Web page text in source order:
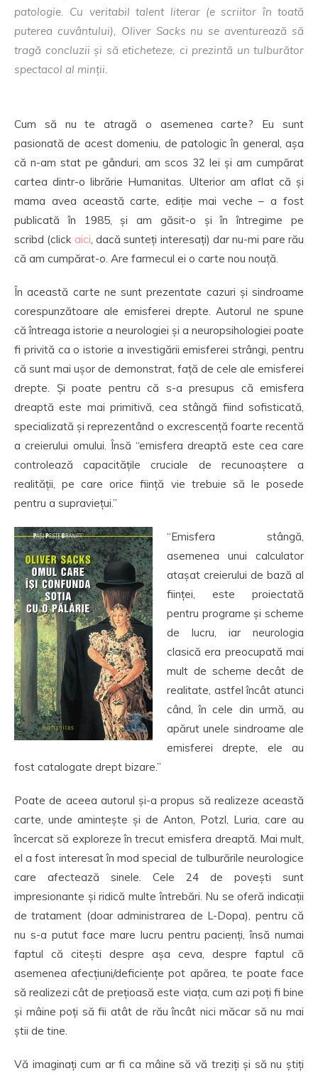
patologie. Cu veritabil talent literar (e scriitor în toată
puterea cuvântului), Oliver Sacks nu se aventurează să
tragă concluzii și să eticheteze, ci prezintă un tulburător
spectacol al minții.
Cum să nu te atragă o asemenea carte? Eu sunt
pasionată de acest domeniu, de patologic în general, așa
că n-am stat pe gânduri, am scos 32 lei și am cumpărat
cartea dintr-o librărie Humanitas. Ulterior am aflat că și
mama avea această carte, ediție mai veche – a fost
publicată în 1985, și am găsit-o și în întregime pe
scribd (click aici, dacă sunteți interesați) dar nu-mi pare rău
că am cumpărat-o. Are farmecul ei o carte nou nouță.
În această carte ne sunt prezentate cazuri și sindroame
corespunzătoare ale emisferei drepte. Autorul ne spune
că întreaga istorie a neurologiei și a neuropsihologiei poate
fi privită ca o istorie a investigării emisferei strângi, pentru
că sunt mai ușor de demonstrat, față de cele ale emisferei
drepte. Și poate pentru că s-a presupus că emisfera
dreaptă este mai primitivă, cea stângă fiind sofisticată,
specializată și reprezentând o excrescență foarte recentă
a creierului omului. Însă “emisfera dreaptă este cea care
controlează capacitățile cruciale de recunoaștere a
realității, pe care orice ființă vie trebuie să le posede
pentru a supraviețui.”
“Emisfera stângă,
asemenea unui calculator
atașat creierului de bază al
ființei, este proiectată
pentru programe și scheme
de lucru, iar neurologia
clasică era preocupată mai
mult de scheme decât de
realitate, astfel încât atunci
când, în cele din urmă, au
apărut unele sindroame ale
emisferei drepte, ele au
fost catalogate drept bizare.”
Poate de aceea autorul și-a propus să realizeze această
carte, unde amintește și de Anton, Potzl, Luria, care au
încercat să exploreze în trecut emisfera dreaptă. Mai mult,
el a fost interesat în mod special de tulburările neurologice
care afectează sinele. Cele 24 de povești sunt
impresionante și ridică multe întrebări. Nu se oferă indicații
de tratament (doar administrarea de L-Dopa), pentru că
nu s-a putut face mare lucru pentru pacienți, însă numai
faptul că citești despre așa ceva, despre faptul că
asemenea afecțiuni/deficiențe pot apărea, te poate face
să realizezi cât de prețioasă este viața, cum azi poți fi bine
și mâine poți să fii atât de rău încât nici măcar să nu mai
știi de tine.
Vă imaginați cum ar fi ca mâine să vă treziți și să nu știți